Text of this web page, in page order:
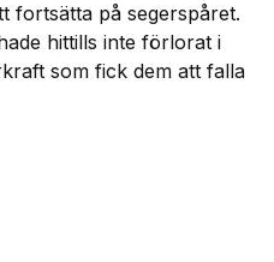
fortsätta på segerspåret.
hittills inte förlorat i
som fick dem att falla